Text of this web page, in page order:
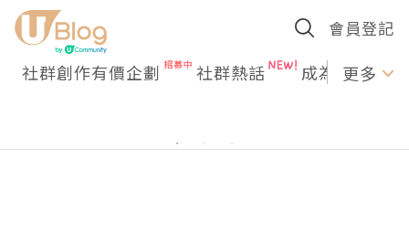
會員登記
社群創作有價企劃 社群熱話 成為U更多